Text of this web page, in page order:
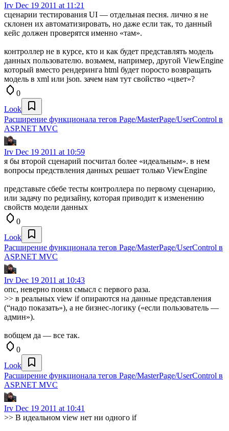
Irv Dec 19 2011 at 11:21
сценарии тестирования UI — отдельная песня. лично я не
склонен их автоматизировать, но даже если так, то данный
кейс должен проверятся именно «там».
контроллер не в курсе, кто и как будет представлять модель
данных пользователю. возьмем, например, другой ViewEngine
который вместо рендеринга html будет поросто возвращать
модель в xml или json. зачем нам тут свойство «цвет»?
0
Look
Расширение функционала тегов Page/MasterPage/UserControl в
ASP.NET MVC
Irv Dec 19 2011 at 10:59
я бы второй сценарий посчитал более «идеальным». в нем
вопросы предствления данных решает только ViewEngine
представьте сбебе тесты контроллера по первому сценарию,
или задачу по редизайну, которая приводит к изменению
свойств модели данных
0
Look
Расширение функционала тегов Page/MasterPage/UserControl в
ASP.NET MVC
Irv Dec 19 2011 at 10:43
опс, неверно понял смысл с первого раза.
>> в реальных view if опираются на данные представления
(“надо показать»), а не бизнес-логику («если пользователь —
админ»).
вобщем да — все так.
0
Look
Расширение функционала тегов Page/MasterPage/UserControl в
ASP.NET MVC
Irv Dec 19 2011 at 10:41
>> В идеальном view нет ни одного if